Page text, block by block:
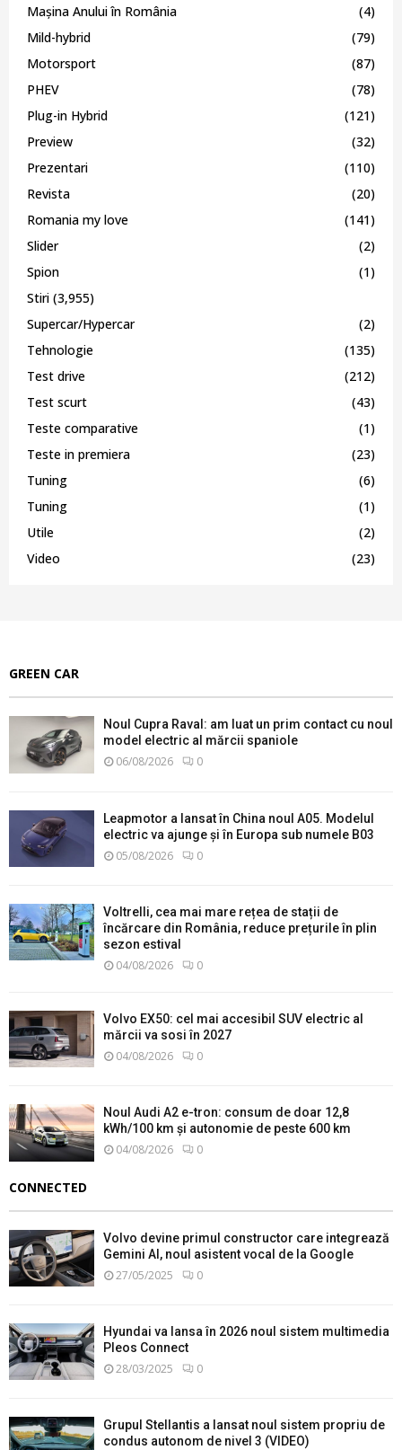
Mașina Anului în România
(4)
Mild-hybrid
(79)
Motorsport
(87)
PHEV
(78)
Plug-in Hybrid
(121)
Preview
(32)
Prezentari
(110)
Revista
(20)
Romania my love
(141)
Slider
(2)
Spion
(1)
Stiri (3,955)
Supercar/Hypercar
(2)
Tehnologie
(135)
Test drive
(212)
Test scurt
(43)
Teste comparative
(1)
Teste in premiera
(23)
Tuning
(6)
Tuning
(1)
Utile
(2)
Video
(23)
GREEN CAR
Noul Cupra Raval: am luat un prim contact cu noul
model electric al mărcii spaniole
06/08/2026 0
Leapmotor a lansat în China noul A05. Modelul
electric va ajunge și în Europa sub numele B03
05/08/2026 0
Voltrelli, cea mai mare rețea de stații de
încărcare din România, reduce prețurile în plin
sezon estival
04/08/2026 0
Volvo EX50: cel mai accesibil SUV electric al
mărcii va sosi în 2027
04/08/2026 0
Noul Audi A2 e-tron: consum de doar 12,8
kWh/100 km și autonomie de peste 600 km
04/08/2026 0
CONNECTED
Volvo devine primul constructor care integrează
Gemini AI, noul asistent vocal de la Google
27/05/2025 0
Hyundai va lansa în 2026 noul sistem multimedia
Pleos Connect
28/03/2025 0
Grupul Stellantis a lansat noul sistem propriu de
condus autonom de nivel 3 (VIDEO)